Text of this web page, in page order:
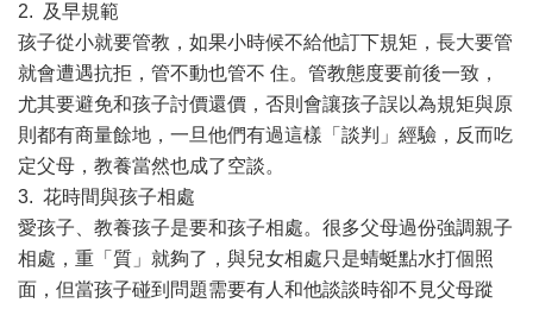
2. 及早規範
孩子從小就要管教，如果小時候不給他訂下規矩，長大要管
就會遭遇抗拒，管不動也管不 住。管教態度要前後一致，
尤其要避免和孩子討價還價，否則會讓孩子誤以為規矩與原
則都有商量餘地，一旦他們有過這樣「談判」經驗，反而吃
定父母，教養當然也成了空談。
3. 花時間與孩子相處
愛孩子、教養孩子是要和孩子相處。很多父母過份強調親子
相處，重「質」就夠了，與兒女相處只是蜻蜓點水打個照
面，但當孩子碰到問題需要有人和他談談時卻不見父母蹤